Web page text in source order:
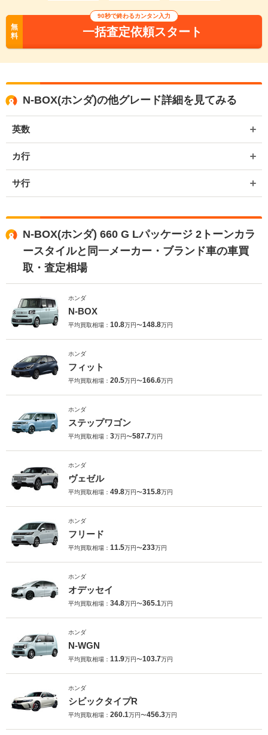
無
料
90秒で終わるカンタン入力
一括査定依頼スタート
N-BOX(ホンダ)の他グレード詳細を見てみる
英数
カ行
サ行
N-BOX(ホンダ) 660 G Lパッケージ 2トーンカラ
ースタイルと同一メーカー・ブランド車の車買
取・査定相場
ホンダ
N-BOX
平均買取相場： 10.8万円〜148.8万円
ホンダ
フィット
平均買取相場： 20.5万円〜166.6万円
ホンダ
ステップワゴン
平均買取相場： 3万円〜587.7万円
ホンダ
ヴェゼル
平均買取相場： 49.8万円〜315.8万円
ホンダ
フリード
平均買取相場： 11.5万円〜233万円
ホンダ
オデッセイ
平均買取相場： 34.8万円〜365.1万円
ホンダ
N-WGN
平均買取相場： 11.9万円〜103.7万円
ホンダ
シビックタイプR
平均買取相場： 260.1万円〜456.3万円